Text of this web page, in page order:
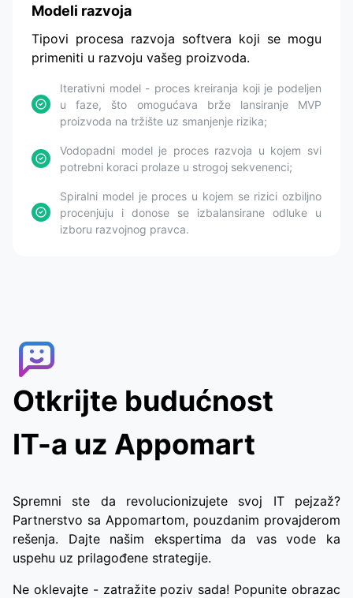
Modeli razvoja
Tipovi procesa razvoja softvera koji se mogu
primeniti u razvoju vašeg proizvoda.
Iterativni model - proces kreiranja koji je podeljen
u faze, što omogućava brže lansiranje MVP
proizvoda na tržište uz smanjenje rizika;
Vodopadni model je proces razvoja u kojem svi
potrebni koraci prolaze u strogoj sekvenenci;
Spiralni model je proces u kojem se rizici ozbiljno
procenjuju i donose se izbalansirane odluke u
izboru razvojnog pravca.
Otkrijte budućnost
IT-a uz Appomart
Spremni ste da revolucionizujete svoj IT pejzaž?
Partnerstvo sa Appomartom, pouzdanim provajderom
rešenja. Dajte našim ekspertima da vas vode ka
uspehu uz prilagođene strategije.
Ne oklevajte - zatražite poziv sada! Popunite obrazac